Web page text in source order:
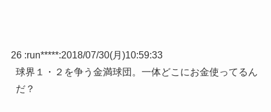
26 :run*****:2018/07/30(月)10:59:33
球界１・２を争う金満球団。一体どこにお金使ってるん
だ？